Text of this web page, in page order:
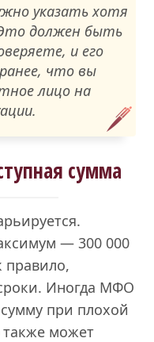
указать хотя
должен быть
и его
что вы
лицо на
сумма
— 300 000
правило,
Иногда МФО
при плохой
может